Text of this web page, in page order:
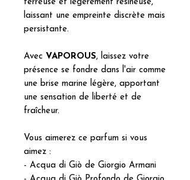
terreuse et légèrement résineuse,
laissant une empreinte discrète mais
persistante.
Avec VAPOROUS, laissez votre
présence se fondre dans l'air comme
une brise marine légère, apportant
une sensation de liberté et de
fraîcheur.
Vous aimerez ce parfum si vous
aimez :
- Acqua di Giò de Giorgio Armani